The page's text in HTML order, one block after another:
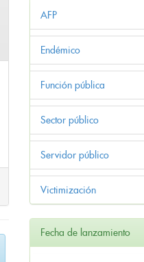
AFP
Endémico
Función pública
Sector público
Servidor público
Victimización
Fecha de lanzamiento